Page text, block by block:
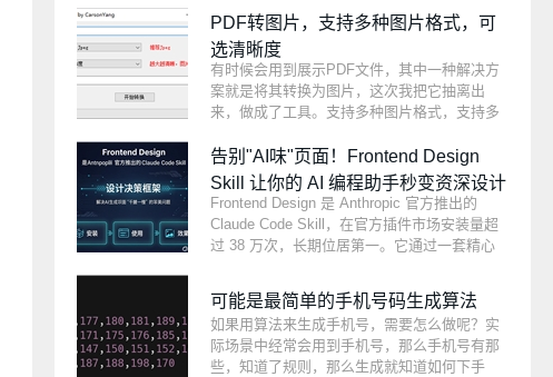
用于生产环境，可能得再封装一下，注释都加
的齐全，没用过的可以看看。
PDF转图片，支持多种图片格式，可
选清晰度
有时候会用到展示PDF文件，其中一种解决方
案就是将其转换为图片，这次我把它抽离出
来，做成了工具。支持多种图片格式，支持多
告别"AI味"页面！Frontend Design
Skill 让你的 AI 编程助手秒变资深设计
师
Frontend Design 是 Anthropic 官方推出的
Claude Code Skill，在官方插件市场安装量超
过 38 万次，长期位居第一。它通过一套精心
就行"升级为"好看能打"。本文将详细介绍它的
安装、使用和实际效果。
可能是最简单的手机号码生成算法
如果用算法来生成手机号，需要怎么做呢？实
际场景中经常会用到手机号，那么手机号有那
些，知道了规则，那么生成就知道如何下手